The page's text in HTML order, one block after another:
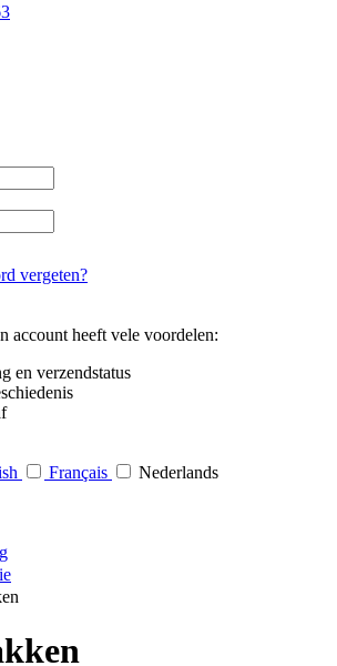
vergeten?
account heeft vele voordelen:
en verzendstatus
Français
Nederlands